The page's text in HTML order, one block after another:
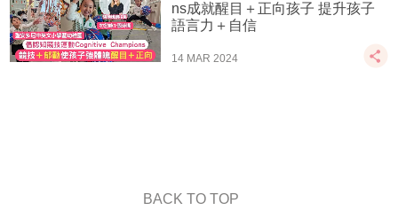
ns成就醒目＋正向孩子 提升孩子
語言力＋自信
14 MAR 2024
BACK TO TOP